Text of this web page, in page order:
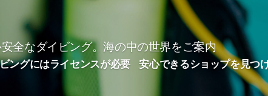
全なダイビング。海の中の世界をご案内
ングにはライセンスが必要 安心できるショップを見つ